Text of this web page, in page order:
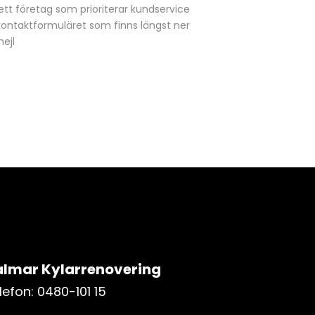
företag som prioriterar kundservice
som finns längst ner
Kylarrenovering
0480-101 15